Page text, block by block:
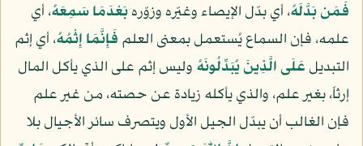
فَمَن بَدَّلَهُ، أي بدّل الإيصاء وغيّره وزوّرهبَعْدَمَا سَمِعَهُ، أي
علمه، فإن السماع يُستعمل بمعنى العلم فَإِنَّمَا إِثْمُهُ، أي إثم
التبديلعَلَى الَّذِينَ يُبَدِّلُونَهُ وليس إثم على الذي يأكل المال
إرثاً، بغير علم، والذي يأكله زيادة عن حصته، من غير علم
فإن الغالب أن يبدّل الجيل الأول ويتصرف سائر الأجيال بلا